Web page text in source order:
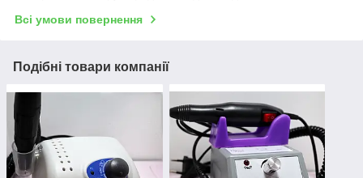
Всі умови повернення
Подібні товари компанії